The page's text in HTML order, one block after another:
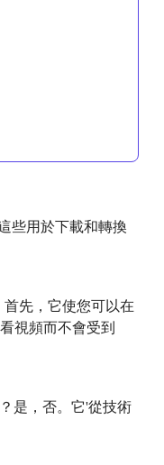
些用於下載和轉換
首先，它使您可以在
視頻而不會受到
是，否。它'從技術